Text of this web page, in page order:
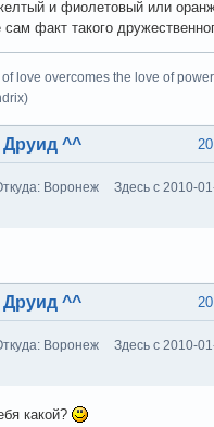
и фиолетовый или
сам факт такого
love overcomes the love of
^^
Воронеж Здесь с 2010-
^^
Воронеж Здесь с 2010-
какой?